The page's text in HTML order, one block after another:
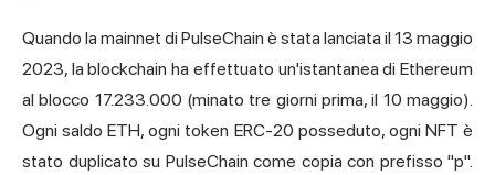
Quando la mainnet di PulseChain è stata lanciata il 13 maggio
2023, la blockchain ha effettuato un'istantanea di Ethereum
al blocco 17.233.000 (minato tre giorni prima, il 10 maggio).
Ogni saldo ETH, ogni token ERC-20 posseduto, ogni NFT è
stato duplicato su PulseChain come copia con prefisso "p".